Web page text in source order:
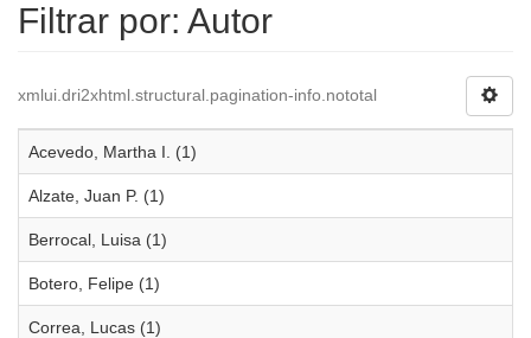
Filtrar por: Autor
xmlui.dri2xhtml.structural.pagination-info.nototal
Acevedo, Martha I. (1)
Alzate, Juan P. (1)
Berrocal, Luisa (1)
Botero, Felipe (1)
Correa, Lucas (1)